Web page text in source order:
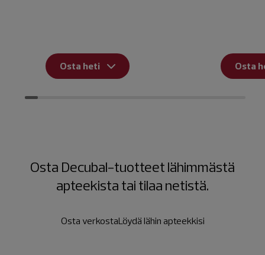
Osta heti Osta
Osta Decubal-tuotteet lähimmästä
apteekista tai tilaa netistä.
Osta verkostaLöydä lähin apteekkisi